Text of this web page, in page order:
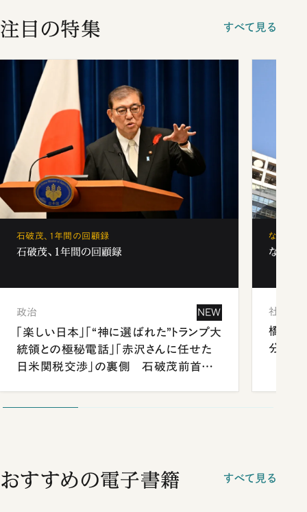
注目の特集 すべて見る
石破茂、1年間の回顧録
石破茂、1年間の回顧録
政治 NEW
「楽しい日本」「“神に選ばれた”トランプ大
統領との極秘電話」「赤沢さんに任せた
日米関税交渉」の裏側 石破茂前首相
なぜ「フ
なぜ「
社会
橋本愛
分 佐
おすすめの電子書籍 すべて見る